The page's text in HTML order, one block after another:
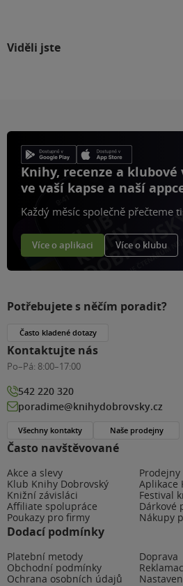
Viděli jste
Knihy, recenze a klubové
ve vaší kapse a naší
Každý měsíc společně přečteme
Více o aplikaci Více o klubu
Často navštěvované
Akce a slevy
Prodejny
Klub Knihy Dobrovský
Aplikace
Knižní závisláci
Festival
Affiliate spolupráce
Dárkové
Poukazy pro firmy
Nákupy
Dodací podmínky
Platební metody
Doprava
Obchodní podmínky
Ochrana osobních údajů
Potřebujete s něčím poradit?
Často kladené dotazy
Kontaktujte nás
Po–Pá: 8:00–17:00
542 220 320
poradime@knihydobrovsky.cz
Všechny kontakty Naše prodejny